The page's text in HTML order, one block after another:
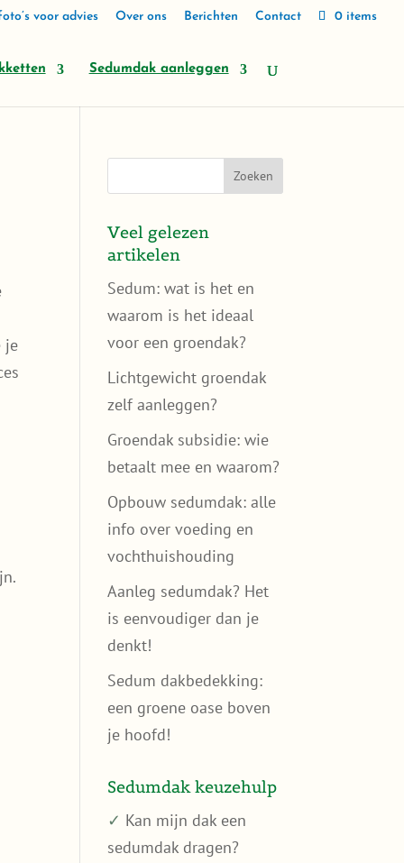
voor advies Over ons Berichten Contact 0 items
Sedumdak aanleggen
je
Veel gelezen
artikelen
Sedum: wat is het en
waarom is het ideaal
voor een groendak?
Lichtgewicht groendak
zelf aanleggen?
Groendak subsidie: wie
betaalt mee en waarom?
Opbouw sedumdak: alle
info over voeding en
vochthuishouding
Aanleg sedumdak? Het
is eenvoudiger dan je
denkt!
Sedum dakbedekking:
een groene oase boven
je hoofd!
Sedumdak keuzehulp
✓ Kan mijn dak een
sedumdak dragen?